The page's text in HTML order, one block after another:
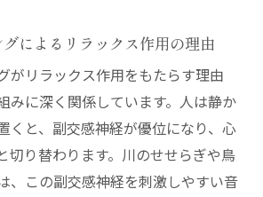
によるリラックス作用の理由
がリラックス作用をもたらす理由
みに深く関係しています。人は静か
くと、副交感神経が優位になり、心
切り替わります。川のせせらぎや鳥
、この副交感神経を刺激しやすい音